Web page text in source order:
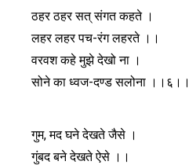
ठहर ठहर सत् संगत कहते ।
लहर लहर पच-रंग लहरते ।।
वरवश कहे मुझे देखो ना ।
सोने का ध्वज-दण्ड सलोना ।।६।।
गुम, मद घने देखते जैसे ।
गुंबद बने देखते ऐसे ।।